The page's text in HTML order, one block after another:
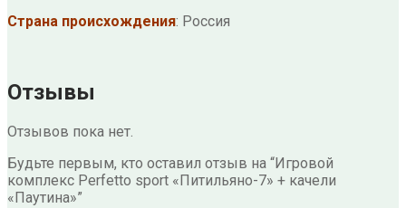
Страна происхождения: Россия
Отзывы
Отзывов пока нет.
Будьте первым, кто оставил отзыв на “Игровой
комплекс Perfetto sport «Питильяно-7» + качели
«Паутина»”